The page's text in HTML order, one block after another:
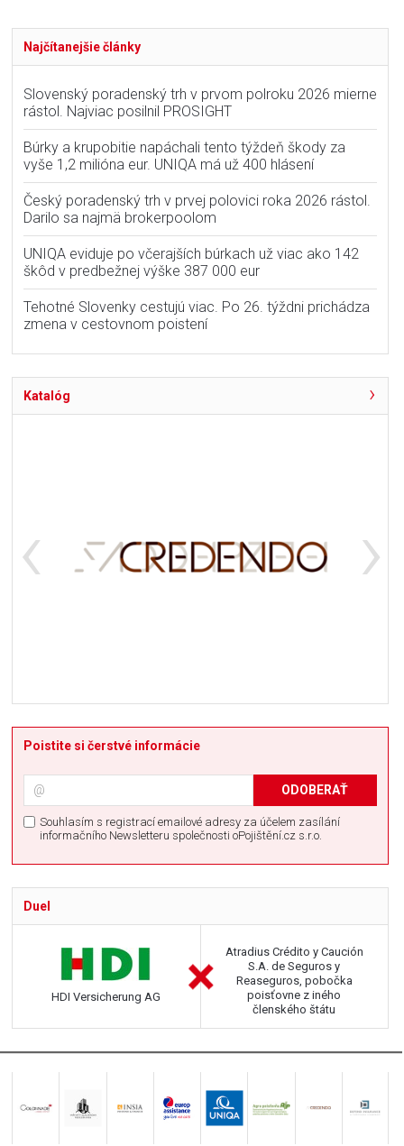
Najčítanejšie články
Slovenský poradenský trh v prvom polroku 2026 mierne
rástol. Najviac posilnil PROSIGHT
Búrky a krupobitie napáchali tento týždeň škody za
vyše 1,2 milióna eur. UNIQA má už 400 hlásení
Český poradenský trh v prvej polovici roka 2026 rástol.
Darilo sa najmä brokerpoolom
UNIQA eviduje po včerajších búrkach už viac ako 142
škôd v predbežnej výške 387 000 eur
Tehotné Slovenky cestujú viac. Po 26. týždni prichádza
zmena v cestovnom poistení
Katalóg
Poistite si čerstvé informácie
ODOBERAŤ
Souhlasím s registrací emailové adresy za účelem zasílání
informačního Newsletteru společnosti oPojištění.cz s.r.o.
Duel
HDI Versicherung AG
Atradius Crédito y Caución
S.A. de Seguros y
Reaseguros, pobočka
poisťovne z iného
členského štátu